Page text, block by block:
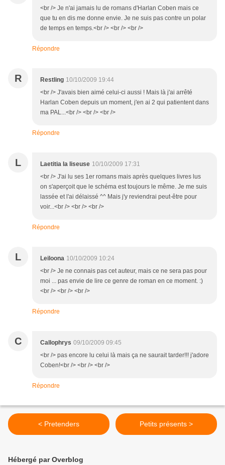
<br /> Je n'ai jamais lu de romans d'Harlan Coben mais ce
que tu en dis me donne envie. Je ne suis pas contre un polar
de temps en temps.<br /> <br /> <br />
Répondre
R Restling 10/10/2009 19:44
<br /> J'avais bien aimé celui-ci aussi ! Mais là j'ai arrêté
Harlan Coben depuis un moment, j'en ai 2 qui patientent dans
ma PAL...<br /> <br /> <br />
Répondre
L Laetitia la liseuse 10/10/2009 17:31
<br /> J'ai lu ses 1er romans mais après quelques livres lus
on s'aperçoit que le schéma est toujours le même. Je me suis
lassée et l'ai délaissé ^^ Mais j'y reviendrai peut-être pour
voir...<br /> <br /> <br />
Répondre
L Leiloona 10/10/2009 10:24
<br /> Je ne connais pas cet auteur, mais ce ne sera pas pour
moi ... pas envie de lire ce genre de roman en ce moment. :)
<br /> <br /> <br />
Répondre
C Callophrys 09/10/2009 09:45
<br /> pas encore lu celui là mais ça ne saurait tarder!!! j'adore
Coben!<br /> <br /> <br />
Répondre
< Pretenders Petits présents >
Hébergé par Overblog